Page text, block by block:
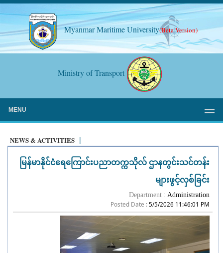
Myanmar Maritime University(Beta Version)
Ministry of Transport
MENU
NEWS & ACTIVITIES |
မြန်မာနိုင်ငံရေကြောင်းပညာတက္ကသိုလ် ဌာနတွင်းသင်တန်း
များဖွင့်လှစ်ခြင်း
Department : Administration
Posted Date :5/5/2026 11:46:01 PM